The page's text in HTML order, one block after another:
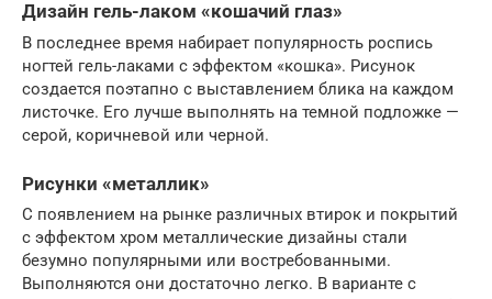
Дизайн гель-лаком «кошачий глаз»
В последнее время набирает популярность роспись
ногтей гель-лаками с эффектом «кошка». Рисунок
создается поэтапно с выставлением блика на каждом
листочке. Его лучше выполнять на темной подложке —
серой, коричневой или черной.
Рисунки «металлик»
С появлением на рынке различных втирок и покрытий
с эффектом хром металлические дизайны стали
безумно популярными или востребованными.
Выполняются они достаточно легко. В варианте с